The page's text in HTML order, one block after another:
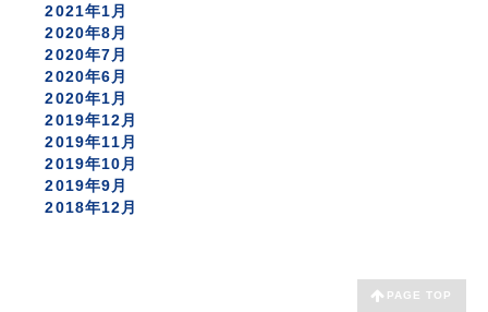
2021年1月
2020年8月
2020年7月
2020年6月
2020年1月
2019年12月
2019年11月
2019年10月
2019年9月
2018年12月
PAGE TOP